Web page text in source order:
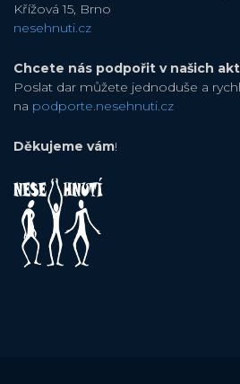
Křížová 15, Brno
nesehnuti.cz
Chcete nás podpořit v našich
Poslat dar můžete jednoduše a
na podporte.nesehnuti.cz
Děkujeme vám!